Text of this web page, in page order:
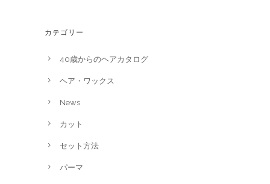
カテゴリー
40歳からのヘアカタログ
ヘア・ワックス
News
カット
セット方法
パーマ